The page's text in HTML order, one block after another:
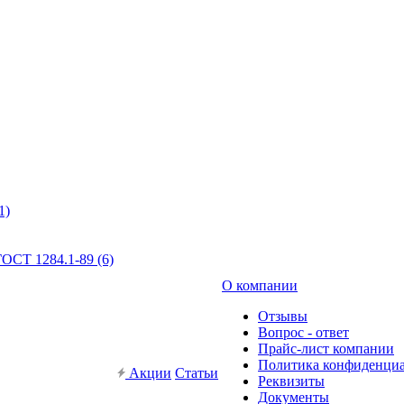
1284.1-89 (6)
Акции Статьи
О компании
Отзывы
Вопрос - ответ
Прайс-лист компании
Политика
Реквизиты
Документы